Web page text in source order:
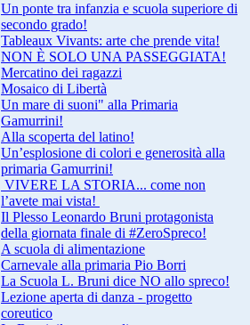
Un ponte tra infanzia e scuola superiore di
secondo grado!
Tableaux Vivants: arte che prende vita!
NON È SOLO UNA PASSEGGIATA!
Mercatino dei ragazzi
Mosaico di Libertà
Un mare di suoni" alla Primaria
Gamurrini!
Alla scoperta del latino!
Un’esplosione di colori e generosità alla
primaria Gamurrini!
VIVERE LA STORIA... come non
l’avete mai vista!
Il Plesso Leonardo Bruni protagonista
della giornata finale di #ZeroSpreco!
A scuola di alimentazione
Carnevale alla primaria Pio Borri
La Scuola L. Bruni dice NO allo spreco!
Lezione aperta di danza - progetto
coreutico